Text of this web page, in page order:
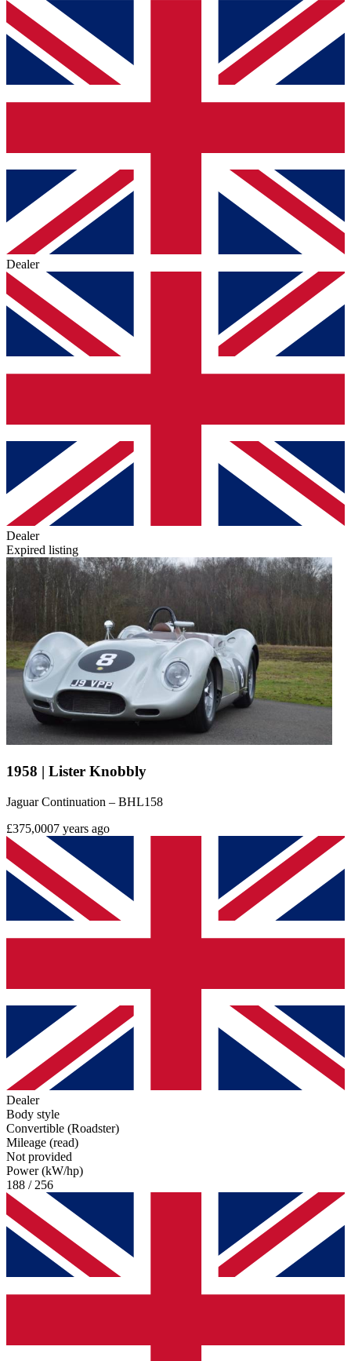
Dealer
Dealer
Expired listing
1958 | Lister Knobbly
Jaguar Continuation – BHL158
£375,0007 years ago
Dealer
Body style
Convertible (Roadster)
Mileage (read)
Not provided
Power (kW/hp)
188 / 256